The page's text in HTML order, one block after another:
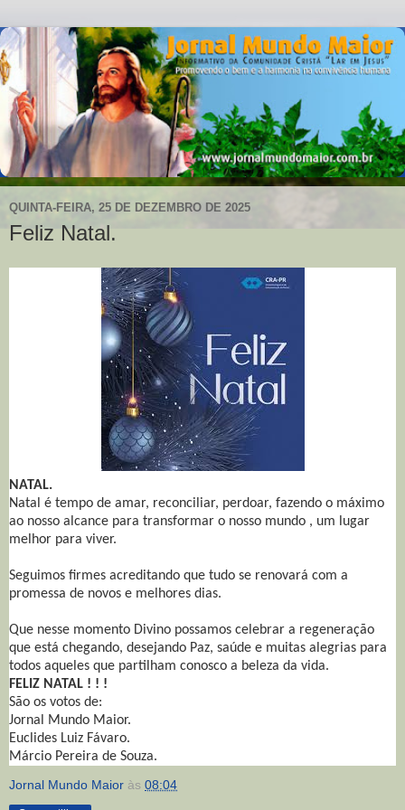
QUINTA-FEIRA, 25 DE DEZEMBRO DE 2025
Feliz Natal.
NATAL.
Natal é tempo de amar, reconciliar, perdoar, fazendo o máximo
ao nosso alcance para transformar o nosso mundo , um lugar
melhor para viver.
Seguimos firmes acreditando que tudo se renovará com a
promessa de novos e melhores dias.
Que nesse momento Divino possamos celebrar a regeneração
que está chegando, desejando Paz, saúde e muitas alegrias para
todos aqueles que partilham conosco a beleza da vida.
FELIZ NATAL ! ! !
São os votos de:
Jornal Mundo Maior.
Euclides Luiz Fávaro.
Márcio Pereira de Souza.
Jornal Mundo Maior às 08:04